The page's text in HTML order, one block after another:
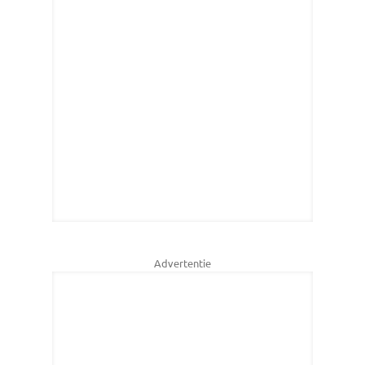
Advertentie